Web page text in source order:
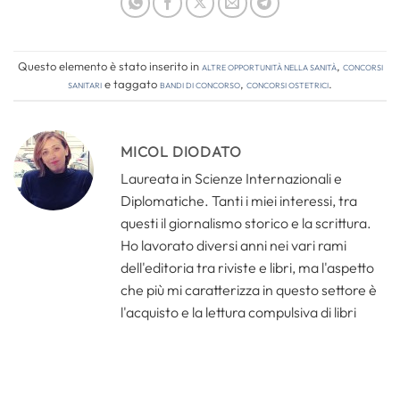
Questo elemento è stato inserito inAltre opportunità nella sanità, Concorsi
Sanitarie taggatobandi di concorso, concorsi ostetrici.
MICOL DIODATO
Laureata in Scienze Internazionali e
Diplomatiche. Tanti i miei interessi, tra
questi il giornalismo storico e la scrittura.
Ho lavorato diversi anni nei vari rami
dell'editoria tra riviste e libri, ma l'aspetto
che più mi caratterizza in questo settore è
l'acquisto e la lettura compulsiva di libri